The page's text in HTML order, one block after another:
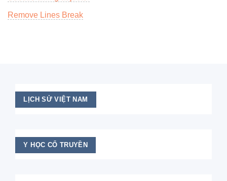
Remove Lines Break
LỊCH SỬ VIỆT NAM
Y HỌC CỔ TRUYỀN